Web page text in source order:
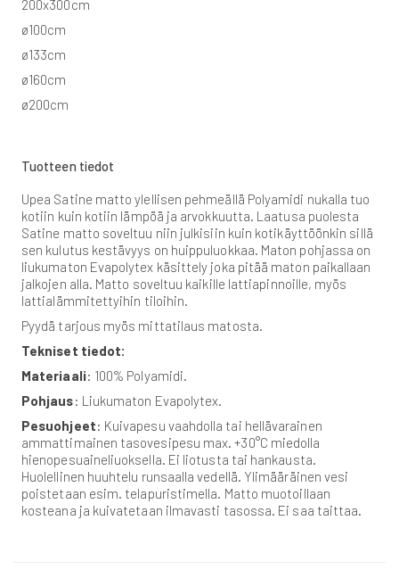
200x300cm
ø100cm
ø133cm
ø160cm
ø200cm
Tuotteen tiedot
Upea Satine matto ylellisen pehmeällä Polyamidi nukalla tuo
kotiin kuin kotiin lämpöä ja arvokkuutta. Laatusa puolesta
Satine matto soveltuu niin julkisiin kuin kotikäyttöönkin sillä
sen kulutus kestävyys on huippuluokkaa. Maton pohjassa on
liukumaton Evapolytex käsittely joka pitää maton paikallaan
jalkojen alla. Matto soveltuu kaikille lattiapinnoille, myös
lattialämmitettyihin tiloihin.
Pyydä tarjous myös mittatilaus matosta.
Tekniset tiedot:
Materiaali: 100% Polyamidi.
Pohjaus: Liukumaton Evapolytex.
Pesuohjeet: Kuivapesu vaahdolla tai hellävarainen
ammattimainen tasovesipesu max. +30°C miedolla
hienopesuaineliuoksella. Ei liotusta tai hankausta.
Huolellinen huuhtelu runsaalla vedellä. Ylimääräinen vesi
poistetaan esim. telapuristimella. Matto muotoillaan
kosteana ja kuivatetaan ilmavasti tasossa. Ei saa taittaa.